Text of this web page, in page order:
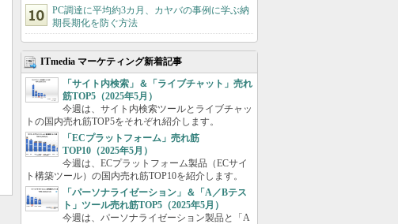
PC調達に平均約3カ月、カヤバの事例に学ぶ納
期長期化を防ぐ方法
ITmedia マーケティング新着記事
「サイト内検索」＆「ライブチャット」売れ
筋TOP5（2025年5月）
今週は、サイト内検索ツールとライブチャッ
トの国内売れ筋TOP5をそれぞれ紹介します。
「ECプラットフォーム」売れ筋
TOP10（2025年5月）
今週は、ECプラットフォーム製品（ECサイ
ト構築ツール）の国内売れ筋TOP10を紹介します。
「パーソナライゼーション」＆「A／Bテス
ト」ツール売れ筋TOP5（2025年5月）
今週は、パーソナライゼーション製品と「A